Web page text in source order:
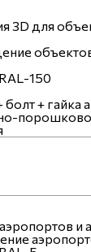
3D для
150
болт + гайка
и